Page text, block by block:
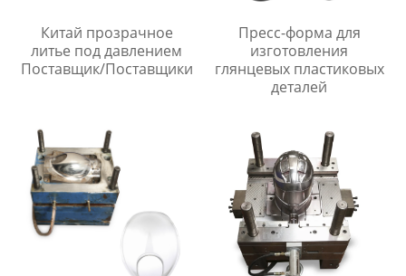
Китай прозрачное
литье под давлением
Поставщик/Поставщики
Пресс-форма для
изготовления
глянцевых пластиковых
деталей